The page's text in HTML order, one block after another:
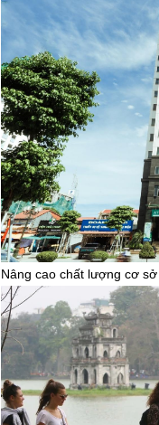
Điểm đến
(15/07/2024)
Nâng cao chất lượng cơ